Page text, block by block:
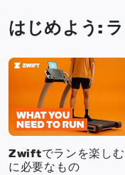
はじめよう:
Zwiftでランを楽しむ
に必要なもの